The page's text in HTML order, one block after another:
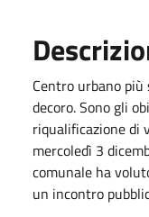
Centro urbano più
decoro. Sono gli
riqualificazione di
mercoledì 3
comunale ha
un incontro